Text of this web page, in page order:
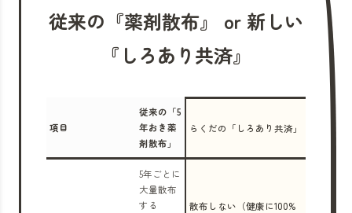
従来の『薬剤散布』 or 新しい
『しろあり共済』
項目
従来の「5
年おき薬
剤散布」
らくだの「しろあり共済」
5年ごとに
大量散布
する
散布しない（健康に100%